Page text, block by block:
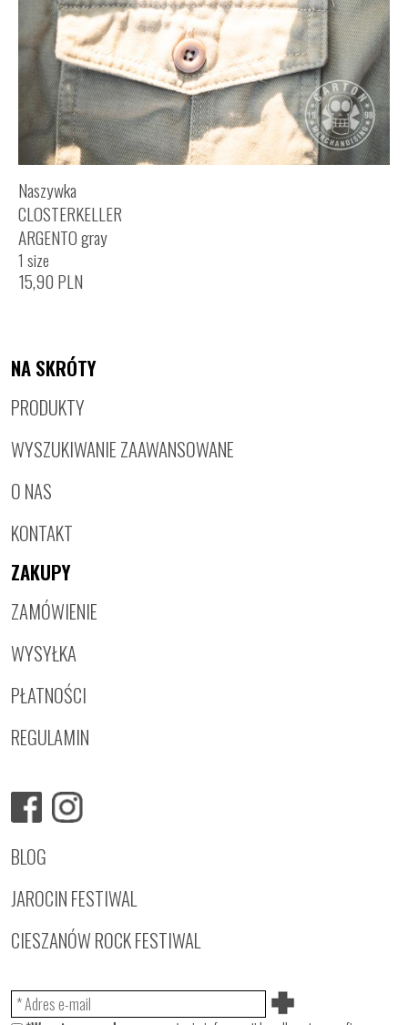
Naszywka
CLOSTERKELLER
ARGENTO gray
1 size
15,90 PLN
NA SKRÓTY
PRODUKTY
WYSZUKIWANIE ZAAWANSOWANE
O NAS
KONTAKT
ZAKUPY
ZAMÓWIENIE
WYSYŁKA
PŁATNOŚCI
REGULAMIN
BLOG
JAROCIN FESTIWAL
CIESZANÓW ROCK FESTIWAL